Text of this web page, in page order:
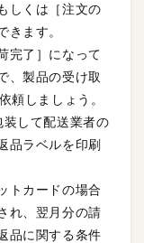
しくは［注文の
きます。
完了］になって
、製品の受け取
頼しましょう。
して配送業者の
品ラベルを印刷
トカードの場合
れ、翌月分の請
品に関する条件